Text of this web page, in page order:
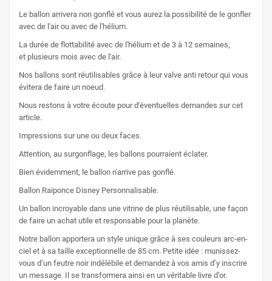
Le ballon arrivera non gonflé et vous aurez la possibilité de le gonfler
avec de l'air ou avec de l'hélium.
La durée de flottabilité avec de l'hélium et de 3 à 12 semaines,
et plusieurs mois avec de l'air.
Nos ballons sont réutilisables grâce à leur valve anti retour qui vous
évitera de faire un noeud.
Nous restons à votre écoute pour d'éventuelles demandes sur cet
article.
Impressions sur une ou deux faces.
Attention, au surgonflage, les ballons pourraient éclater.
Bien évidemment, le ballon n'arrive pas gonflé.
Ballon Raiponce Disney Personnalisable.
Un ballon incroyable dans une vitrine de plus réutilisable, une façon
de faire un achat utile et responsable pour la planète.
Notre ballon apportera un style unique grâce à ses couleurs arc-en-
ciel et à sa taille exceptionnelle de 85 cm. Petite idée : munissez-
vous d’un feutre noir indélébile et demandez à vos amis d’y inscrire
un message. Il se transformera ainsi en un véritable livre d’or.